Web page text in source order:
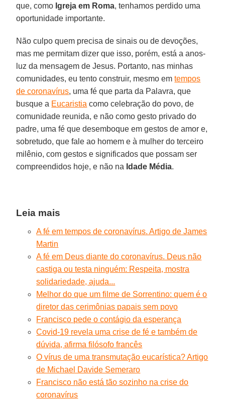
que, como Igreja em Roma, tenhamos perdido uma
oportunidade importante.
Não culpo quem precisa de sinais ou de devoções,
mas me permitam dizer que isso, porém, está a anos-
luz da mensagem de Jesus. Portanto, nas minhas
comunidades, eu tento construir, mesmo emtempos
de coronavírus, uma fé que parta da Palavra, que
busque a Eucaristia como celebração do povo, de
comunidade reunida, e não como gesto privado do
padre, uma fé que desemboque em gestos de amor e,
sobretudo, que fale ao homem e à mulher do terceiro
milênio, com gestos e significados que possam ser
compreendidos hoje, e não na Idade Média.
Leia mais
A fé em tempos de coronavírus. Artigo de James
Martin
A fé em Deus diante do coronavírus. Deus não
castiga ou testa ninguém: Respeita, mostra
solidariedade, ajuda...
Melhor do que um filme de Sorrentino: quem é o
diretor das cerimônias papais sem povo
Francisco pede o contágio da esperança
Covid-19 revela uma crise de fé e também de
dúvida, afirma filósofo francês
O vírus de uma transmutação eucarística? Artigo
de Michael Davide Semeraro
Francisco não está tão sozinho na crise do
coronavírus